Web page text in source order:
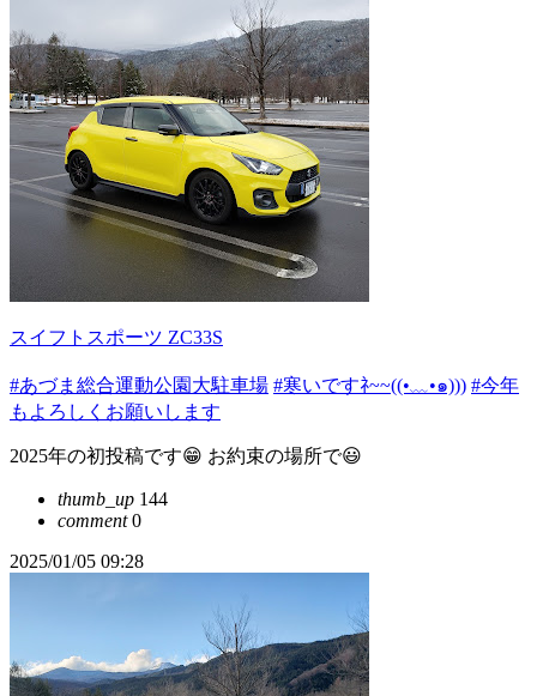
スイフトスポーツ ZC33S
#あづま総合運動公園大駐車場 #寒いですﾈ~~((•﹏•๑))) #今年
もよろしくお願いします
2025年の初投稿です😁 お約束の場所で😃
thumb_up 144
comment0
2025/01/05 09:28